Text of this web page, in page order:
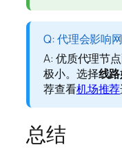
Q: 代理会影响
A: 优质代理节
极小。选择线
荐查看机场推荐
总结